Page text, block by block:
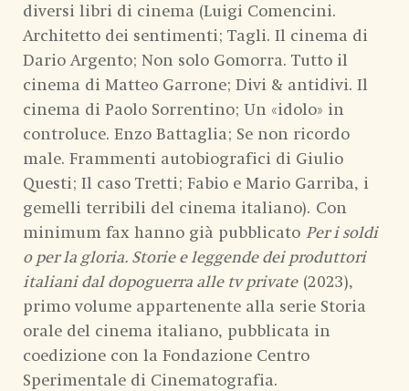
diversi libri di cinema (Luigi Comencini.
Architetto dei sentimenti; Tagli. Il cinema di
Dario Argento; Non solo Gomorra. Tutto il
cinema di Matteo Garrone; Divi & antidivi. Il
cinema di Paolo Sorrentino; Un «idolo» in
controluce. Enzo Battaglia; Se non ricordo
male. Frammenti autobiografici di Giulio
Questi; Il caso Tretti; Fabio e Mario Garriba, i
gemelli terribili del cinema italiano). Con
minimum fax hanno già pubblicato Per i soldi
o per la gloria. Storie e leggende dei produttori
italiani dal dopoguerra alle tv private(2023),
primo volume appartenente alla serie Storia
orale del cinema italiano, pubblicata in
coedizione con la Fondazione Centro
Sperimentale di Cinematografia.